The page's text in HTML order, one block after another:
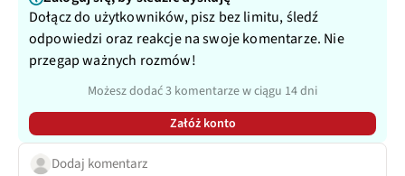
Dołącz do użytkowników, pisz bez limitu, śledź
odpowiedzi oraz reakcje na swoje komentarze. Nie
przegap ważnych rozmów!
Możesz dodać 3 komentarze w ciągu 14 dni
Załóż konto
Dodaj komentarz